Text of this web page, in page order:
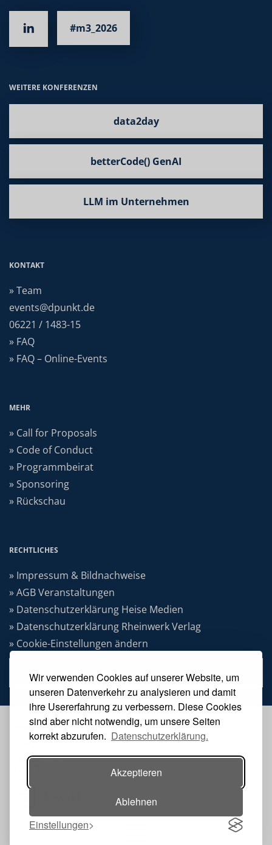
Wir verwenden Cookies auf unserer Website, um
unseren Datenverkehr zu analysieren und damit
ihre Usererfahrung zu verbessern. Diese Cookies
sind aber nicht notwendig, um unsere Seiten
korrekt abzurufen. Datenschutzerklärung.
Akzeptieren
Ablehnen
Einstellungen
#m3_2026
WEITERE KONFERENZEN
data2day
betterCode() GenAI
LLM im Unternehmen
KONTAKT
» Team
events@dpunkt.de
06221 / 1483-15
» FAQ
» FAQ – Online-Events
MEHR
» Call for Proposals
» Code of Conduct
» Programmbeirat
» Sponsoring
» Rückschau
RECHTLICHES
» Impressum & Bildnachweise
» AGB Veranstaltungen
» Datenschutzerklärung Heise Medien
» Datenschutzerklärung Rheinwerk Verlag
» Cookie-Einstellungen ändern
» Vertrag widerrufen
VERANSTALTER